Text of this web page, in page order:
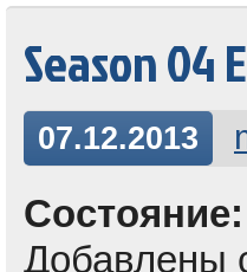
Season 04
07.12.2013
Состояние:
Добавлены